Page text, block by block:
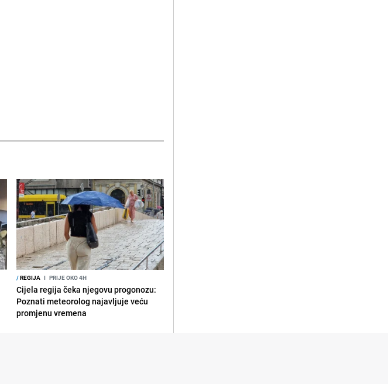
/REGIJA I PRIJE OKO 4H
Cijela regija čeka njegovu progonozu:
Poznati meteorolog najavljuje veću
promjenu vremena